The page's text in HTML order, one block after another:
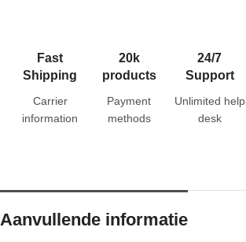
Fast
Shipping
Carrier
information
20k
products
Payment
methods
24/7
Support
Unlimited help
desk
Aanvullende informatie